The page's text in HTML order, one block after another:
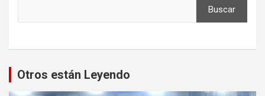
Buscar
Otros están Leyendo